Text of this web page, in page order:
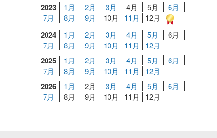
2023 1月 2月 3月 4月 5月
6月
7月
8月 9月 10月 11月 12月
2024 1月 2月 3月 4月 5月
6月
7月
8月 9月 10月 11月 12月
2025 1月 2月 3月 4月 5月
6月
7月
8月 9月 10月 11月 12月
2026 1月 2月 3月 4月 5月
6月
7月
8月 9月 10月 11月 12月